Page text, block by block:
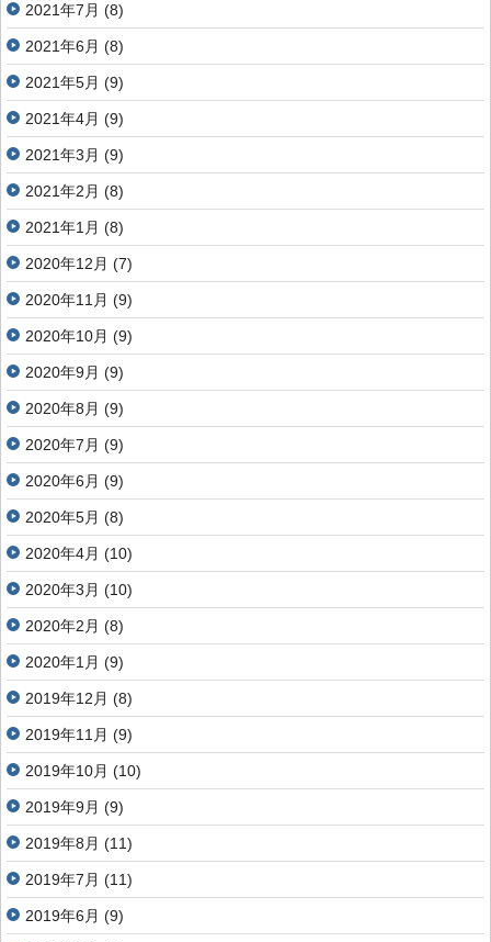
2021年7月 (8)
2021年6月 (8)
2021年5月 (9)
2021年4月 (9)
2021年3月 (9)
2021年2月 (8)
2021年1月 (8)
2020年12月 (7)
2020年11月 (9)
2020年10月 (9)
2020年9月 (9)
2020年8月 (9)
2020年7月 (9)
2020年6月 (9)
2020年5月 (8)
2020年4月 (10)
2020年3月 (10)
2020年2月 (8)
2020年1月 (9)
2019年12月 (8)
2019年11月 (9)
2019年10月 (10)
2019年9月 (9)
2019年8月 (11)
2019年7月 (11)
2019年6月 (9)